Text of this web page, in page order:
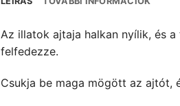
Az illatok ajtaja halkan nyílik, és
felfedezze.
Csukja be maga mögött az ajtót,